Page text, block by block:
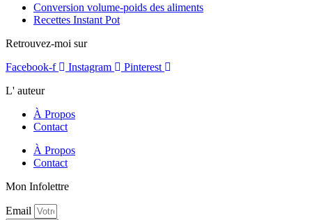
Conversion volume-poids des aliments
Recettes Instant Pot
Retrouvez-moi sur
Facebook-f
Instagram
Pinterest
L' auteur
À Propos
Contact
À Propos
Contact
Mon Infolettre
Email